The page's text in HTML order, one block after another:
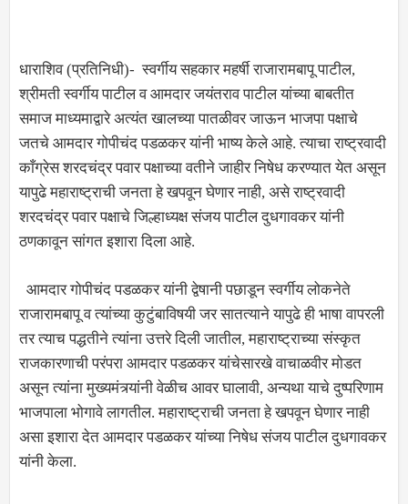
धाराशिव (प्रतिनिधी)- स्वर्गीय सहकार महर्षी राजारामबापू पाटील,
श्रीमती स्वर्गीय पाटील व आमदार जयंतराव पाटील यांच्या बाबतीत
समाज माध्यमाद्वारे अत्यंत खालच्या पातळीवर जाऊन भाजपा पक्षाचे
जतचे आमदार गोपीचंद पडळकर यांनी भाष्य केले आहे. त्याचा राष्ट्रवादी
काँग्रेस शरदचंद्र पवार पक्षाच्या वतीने जाहीर निषेध करण्यात येत असून
यापुढे महाराष्ट्राची जनता हे खपवून घेणार नाही, असे राष्ट्रवादी
शरदचंद्र पवार पक्षाचे जिल्हाध्यक्ष संजय पाटील दुधगावकर यांनी
ठणकावून सांगत इशारा दिला आहे.
आमदार गोपीचंद पडळकर यांनी द्वेषानी पछाडून स्वर्गीय लोकनेते
राजारामबापू व त्यांच्या कुटुंबाविषयी जर सातत्याने यापुढे ही भाषा वापरली
तर त्याच पद्धतीने त्यांना उत्तरे दिली जातील, महाराष्ट्राच्या संस्कृत
राजकारणाची परंपरा आमदार पडळकर यांचेसारखे वाचाळवीर मोडत
असून त्यांना मुख्यमंत्र्यांनी वेळीच आवर घालावी, अन्यथा याचे दुष्परिणाम
भाजपाला भोगावे लागतील. महाराष्ट्राची जनता हे खपवून घेणार नाही
असा इशारा देत आमदार पडळकर यांच्या निषेध संजय पाटील दुधगावकर
यांनी केला.